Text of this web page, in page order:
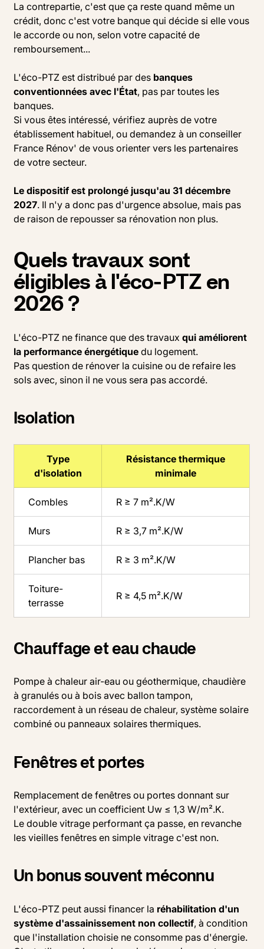
La contrepartie, c'est que ça reste quand même un
crédit, donc c'est votre banque qui décide si elle vous
le accorde ou non, selon votre capacité de
remboursement...
L'éco-PTZ est distribué par des banques
conventionnées avec l'État, pas par toutes les
banques.
Si vous êtes intéressé, vérifiez auprès de votre
établissement habituel, ou demandez à un conseiller
France Rénov' de vous orienter vers les partenaires
de votre secteur.
Le dispositif est prolongé jusqu'au 31 décembre
2027. Il n'y a donc pas d'urgence absolue, mais pas
de raison de repousser sa rénovation non plus.
Quels travaux sont
éligibles à l'éco-PTZ en
2026 ?
L'éco-PTZ ne finance que des travaux qui améliorent
la performance énergétique du logement.
Pas question de rénover la cuisine ou de refaire les
sols avec, sinon il ne vous sera pas accordé.
Isolation
Type
d'isolation
Résistance thermique
minimale
Combles R ≥ 7 m².K/W
Murs R ≥ 3,7 m².K/W
Plancher bas R ≥ 3 m².K/W
Toiture-
terrasse
R ≥ 4,5 m².K/W
Chauffage et eau chaude
Pompe à chaleur air-eau ou géothermique, chaudière
à granulés ou à bois avec ballon tampon,
raccordement à un réseau de chaleur, système solaire
combiné ou panneaux solaires thermiques.
Fenêtres et portes
Remplacement de fenêtres ou portes donnant sur
l'extérieur, avec un coefficient Uw ≤ 1,3 W/m².K.
Le double vitrage performant ça passe, en revanche
les vieilles fenêtres en simple vitrage c'est non.
Un bonus souvent méconnu
L'éco-PTZ peut aussi financer la réhabilitation d'un
système d'assainissement non collectif, à condition
que l'installation choisie ne consomme pas d'énergie.